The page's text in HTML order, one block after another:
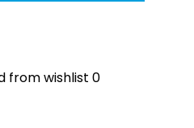
from wishlist 0